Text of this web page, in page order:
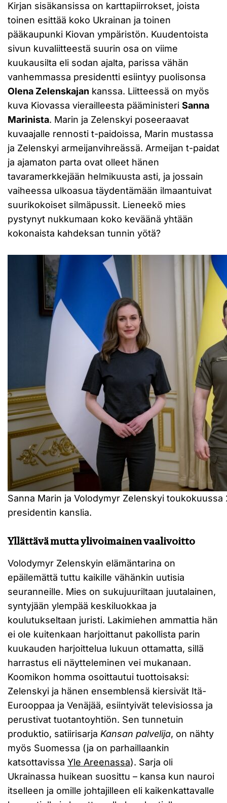
Kirjan sisäkansissa on karttapiirrokset, joista
toinen esittää koko Ukrainan ja toinen
pääkaupunki Kiovan ympäristön. Kuudentoista
sivun kuvaliitteestä suurin osa on viime
kuukausilta eli sodan ajalta, parissa vähän
vanhemmassa presidentti esiintyy puolisonsa
Olena Zelenskajan kanssa. Liitteessä on myös
kuva Kiovassa vierailleesta pääministeri Sanna
Marinista. Marin ja Zelenskyi poseeraavat
kuvaajalle rennosti t-paidoissa, Marin mustassa
ja Zelenskyi armeijanvihreässä. Armeijan t-paidat
ja ajamaton parta ovat olleet hänen
tavaramerkkejään helmikuusta asti, ja jossain
vaiheessa ulkoasua täydentämään ilmaantuivat
suurikokoiset silmäpussit. Lieneekö mies
pystynyt nukkumaan koko keväänä yhtään
kokonaista kahdeksan tunnin yötä?
Sanna Marin ja Volodymyr Zelenskyi toukokuussa
presidentin kanslia.
Yllättävä mutta ylivoimainen vaalivoitto
Volodymyr Zelenskyin elämäntarina on
epäilemättä tuttu kaikille vähänkin uutisia
seuranneille. Mies on sukujuuriltaan juutalainen,
syntyjään ylempää keskiluokkaa ja
koulutukseltaan juristi. Lakimiehen ammattia hän
ei ole kuitenkaan harjoittanut pakollista parin
kuukauden harjoittelua lukuun ottamatta, sillä
harrastus eli näytteleminen vei mukanaan.
Koomikon homma osoittautui tuottoisaksi:
Zelenskyi ja hänen ensemblensä kiersivät Itä-
Eurooppaa ja Venäjää, esiintyivät televisiossa ja
perustivat tuotantoyhtiön. Sen tunnetuin
produktio, satiirisarja Kansan palvelija, on nähty
myös Suomessa (ja on parhaillaankin
katsottavissa Yle Areenassa). Sarja oli
Ukrainassa huikean suosittu – kansa kun nauroi
itselleen ja omille johtajilleen eli kaikenkattavalle